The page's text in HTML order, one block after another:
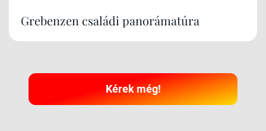
Grebenzen családi panorámatúra
Kérek még!